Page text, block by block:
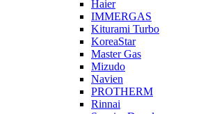
Haier
IMMERGAS
Kiturami Turbo
KoreaStar
Master Gas
Mizudo
Navien
PROTHERM
Rinnai